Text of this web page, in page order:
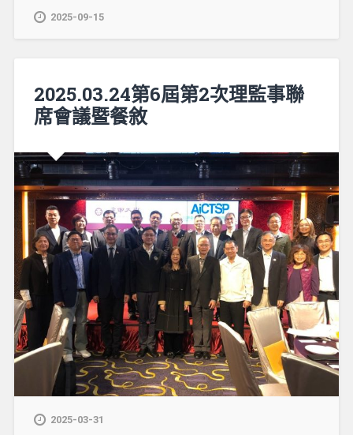
2025-09-15
2025.03.24第6屆第2次理監事聯
席會議暨餐敘
2025-03-31